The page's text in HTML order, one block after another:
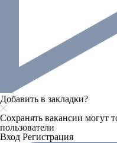
Добавить в закладки?
Сохранять вакансии могут
пользователи
Вход Регистрация